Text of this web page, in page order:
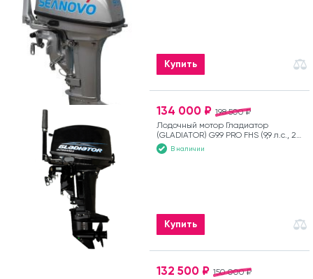
Купить
198 500 ₽
134 000 ₽
Лодочный мотор Гладиатор
(GLADIATOR) G9.9 PRO FHS (9,9 л.с., 2
такта)В наличии
Купить
150 000 ₽
132 500 ₽